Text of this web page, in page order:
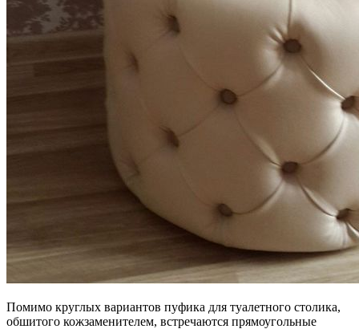
Помимо круглых вариантов пуфика для туалетного столика,
обшитого кожзаменителем, встречаются прямоугольные